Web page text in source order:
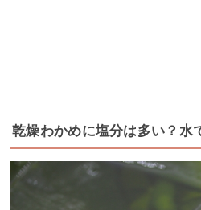
乾燥わかめに塩分は多い？水